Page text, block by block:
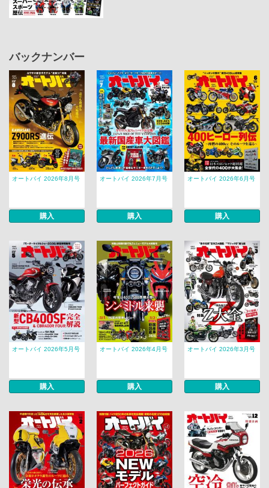
バックナンバー
オートバイ 2026年8月号
購入
オートバイ 2026年7月号
購入
オートバイ 2026年6月号
購入
オートバイ 2026年5月号
購入
オートバイ 2026年4月号
購入
オートバイ 2026年3月号
購入